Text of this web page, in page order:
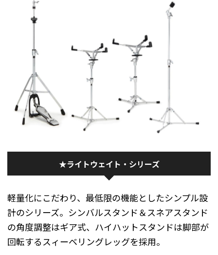
★ライトウェイト・シリーズ
軽量化にこだわり、最低限の機能としたシンプル設
計のシリーズ。シンバルスタンド＆スネアスタンド
の角度調整はギア式、ハイハットスタンドは脚部が
回転するスィーベリングレッグを採用。